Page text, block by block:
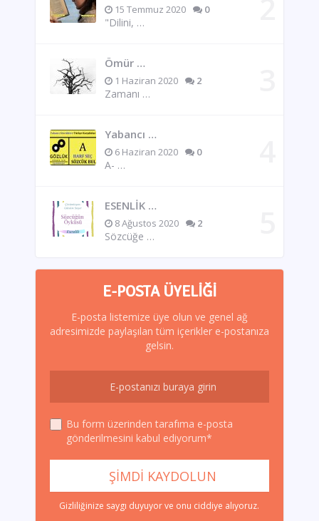
15 Temmuz 2020 0
"Dilini, …
Ömür …
1 Haziran 2020 2
Zamanı …
Yabancı …
6 Haziran 2020 0
A- …
ESENLİK …
8 Ağustos 2020 2
Sözcüğe …
E-POSTA ÜYELIĞI
E-posta listemize üye olun ve genel ağ
adresimizde paylaşılan tüm içerikler e-postanıza
gelsin.
Bu form üzerinden tarafıma e-posta
gönderilmesini kabul ediyorum*
Gizliliğinize saygı duyuyor ve onu ciddiye alıyoruz.